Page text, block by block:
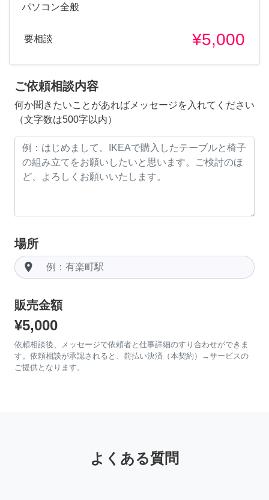
パソコン全般
要相談 ¥5,000
ご依頼相談内容
何か聞きたいことがあればメッセージを入れてください
（文字数は500字以内）
場所
room
販売金額
¥5,000
依頼相談後、メッセージで依頼者と仕事詳細のすり合わせができま
す。依頼相談が承認されると、前払い決済（本契約）→サービスの
ご提供となります。
よくある質問